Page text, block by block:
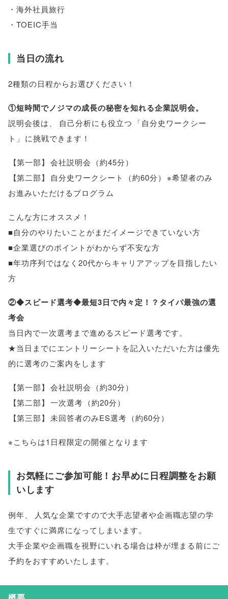
・海外社員旅行
・TOEIC手当
当日の流れ
2種類の日程からお選びください！
①短時間でノジマの成長の秘密を知れる企業説明会。
説明会後は、 自己分析にも役立つ 「自分史ワークシー
ト 」 に挑戦できます！
【第一部】 会社説明会 （約45分）
【第二部】 自分史ワークシート （約60分） ※希望者のみ
お進みいただけるプログラム
こんな方にオススメ！
■自分のやりたいことがまだイメージできていない方
■企業選びのポイントがわからず不安な方
■年功序列ではなく20代からキャリアアップを目指したい
方
②◆スピード選考◆最短3日で内々定！？タイパ最強の選
考会
当日内で一次選考まで進めるスピード選考です。
★当日までにエントリーシートを記入いただいた方は優先
的に選考のご案内をします
【第一部】 会社説明会 （約30分）
【第二部】 一次選考 （約20分）
【第三部】 未回答者のみES選考 （約60分）
※こちらは1日程限定の開催となります
お気軽にご参加可能！お早めに日程調整をお願
いします
例年
人気な企業ですので大手志望者や企画職志望の学
生ですぐに満席になってしまいます。
大手企業や企画職を視野にいれる場合は枠が埋まる前にご
予約をおすすめいたします。